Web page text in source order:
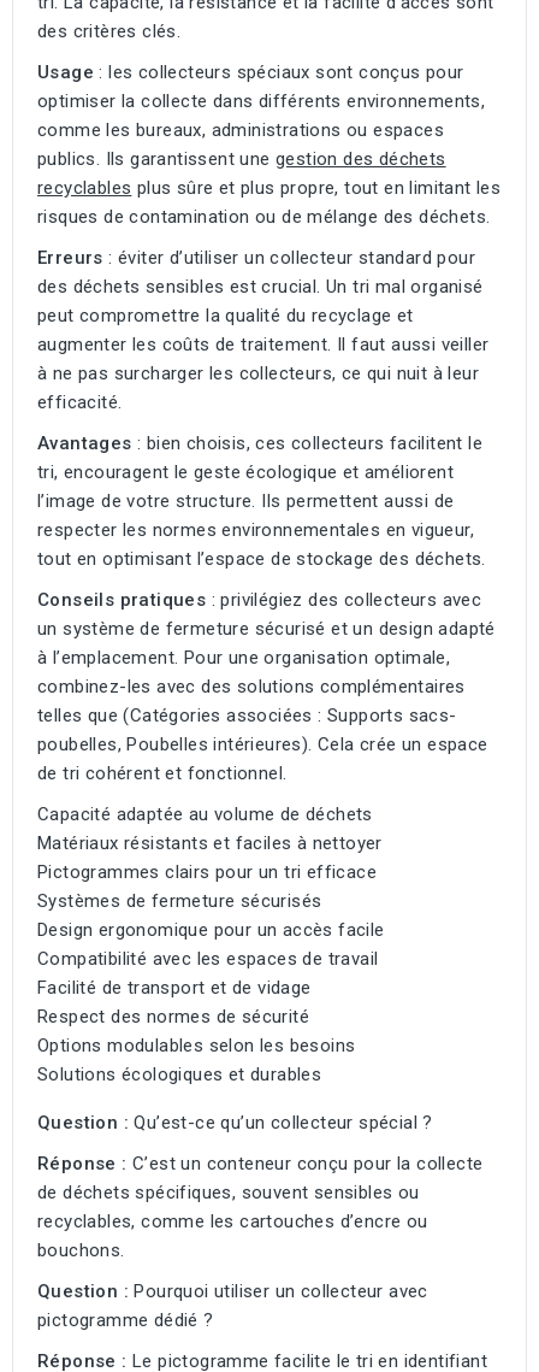
des critères clés.
Usage : les collecteurs spéciaux sont conçus pour
optimiser la collecte dans différents environnements,
comme les bureaux, administrations ou espaces
publics. Ils garantissent une gestion des déchets
recyclables plus sûre et plus propre, tout en limitant les
risques de contamination ou de mélange des déchets.
Erreurs : éviter d’utiliser un collecteur standard pour
des déchets sensibles est crucial. Un tri mal organisé
peut compromettre la qualité du recyclage et
augmenter les coûts de traitement. Il faut aussi veiller
à ne pas surcharger les collecteurs, ce qui nuit à leur
efficacité.
Avantages : bien choisis, ces collecteurs facilitent le
tri, encouragent le geste écologique et améliorent
l’image de votre structure. Ils permettent aussi de
respecter les normes environnementales en vigueur,
tout en optimisant l’espace de stockage des déchets.
Conseils pratiques : privilégiez des collecteurs avec
un système de fermeture sécurisé et un design adapté
à l’emplacement. Pour une organisation optimale,
combinez-les avec des solutions complémentaires
telles que (Catégories associées : Supports sacs-
poubelles,Poubelles intérieures). Cela crée un espace
de tri cohérent et fonctionnel.
Capacité adaptée au volume de déchets
Matériaux résistants et faciles à nettoyer
Pictogrammes clairs pour un tri efficace
Systèmes de fermeture sécurisés
Design ergonomique pour un accès facile
Compatibilité avec les espaces de travail
Facilité de transport et de vidage
Respect des normes de sécurité
Options modulables selon les besoins
Solutions écologiques et durables
Question : Qu’est-ce qu’un collecteur spécial ?
Réponse : C’est un conteneur conçu pour la collecte
de déchets spécifiques, souvent sensibles ou
recyclables, comme les cartouches d’encre ou
bouchons.
Question : Pourquoi utiliser un collecteur avec
pictogramme dédié ?
Réponse : Le pictogramme facilite le tri en identifiant